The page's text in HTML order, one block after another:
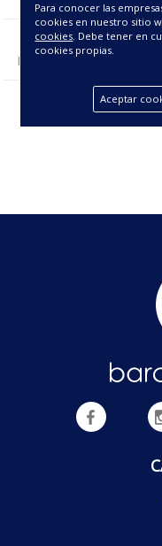
Mostrando 1 - 2 de 2
Para conocer las
cookies en nuestro sitio
cookies. Debe tener en
cookies propias.
Aceptar